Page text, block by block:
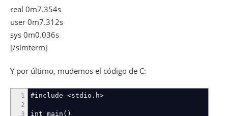
real 0m7.354s
user 0m7.312s
sys 0m0.036s
[/simterm]
Y por último, mudemos el código de C:
1
2
3
#include <stdio.h>
int main()